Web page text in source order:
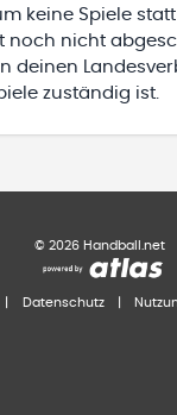
keine Spiele
noch nicht
deinen
zuständig ist.
© 2026 Handball.net
Datenschutz